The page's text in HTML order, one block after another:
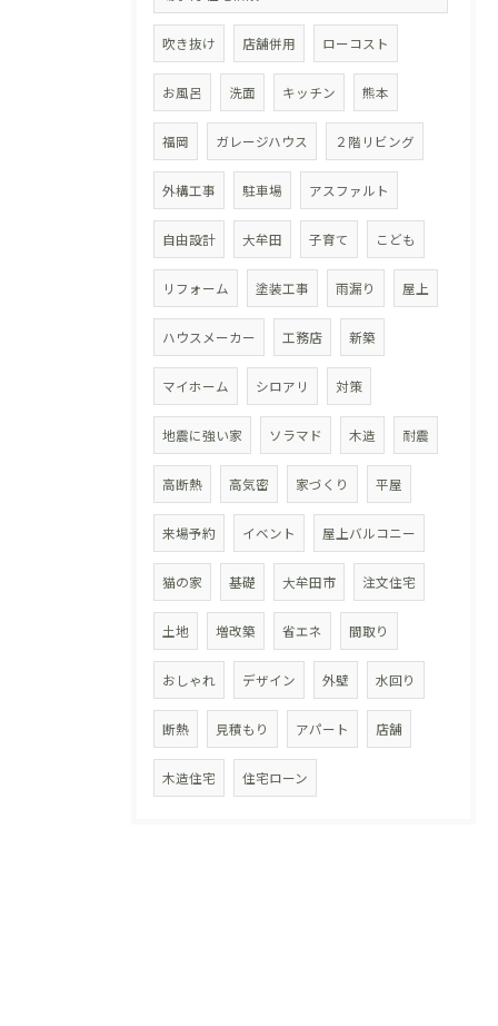
吹き抜け 店舗併用 ローコスト
お風呂 洗面 キッチン 熊本
福岡 ガレージハウス ２階リビング
外構工事 駐車場 アスファルト
自由設計 大牟田 子育て こども
リフォーム 塗装工事 雨漏り 屋上
ハウスメーカー 工務店 新築
マイホーム シロアリ 対策
地震に強い家 ソラマド 木造 耐震
高断熱 高気密 家づくり 平屋
来場予約 イベント 屋上バルコニー
猫の家 基礎 大牟田市 注文住宅
土地 増改築 省エネ 間取り
おしゃれ デザイン 外壁 水回り
断熱 見積もり アパート 店舗
木造住宅 住宅ローン